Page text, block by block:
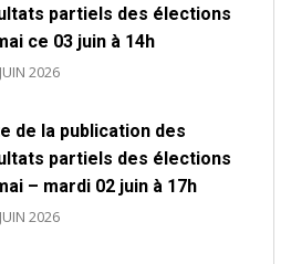
partiels des élections
ce 03 juin à 14h
2026
de la publication des
partiels des élections
– mardi 02 juin à 17h
2026